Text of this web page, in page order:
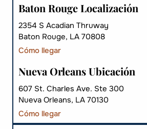
Baton Rouge Localización
2354 S Acadian Thruway
Baton Rouge, LA 70808
Cómo llegar
Nueva Orleans Ubicación
607 St. Charles Ave. Ste 300
Nueva Orleans, LA 70130
Cómo llegar